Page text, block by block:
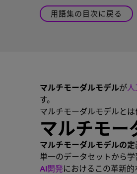
用語集の目次に戻る
マルチモーダルモデルが
す。
マルチモーダルモデルと
マルチモー
マルチモーダルモデルの定
単一のデータセットから
AI開発におけるこの革新